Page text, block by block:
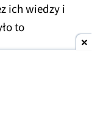
ich wiedzy i
to